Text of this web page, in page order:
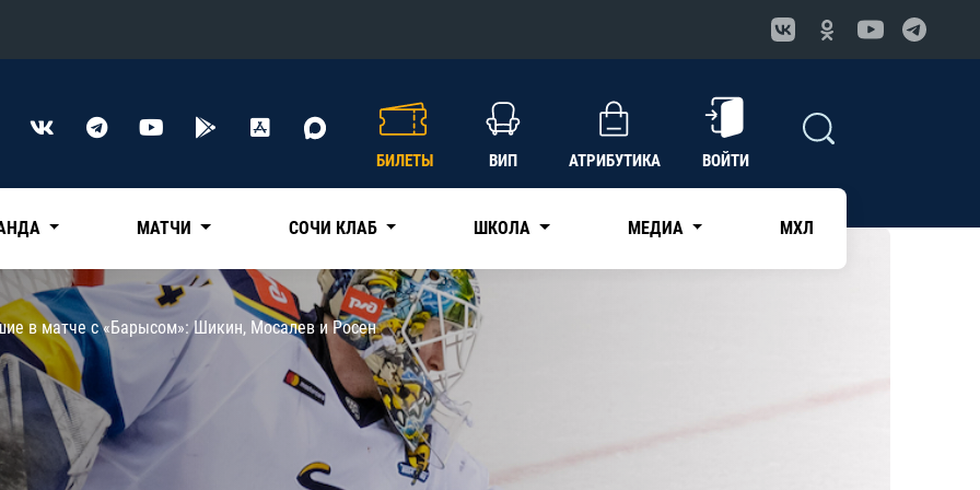
Конференция «Восток»
Нефтехимик
Трактор
Дивизион Чернышева
Авангард
Адмирал
КХЛ
БИЛЕТЫ ВИП АТРИБУТИКА ВОЙТИ
МАТЧИ СОЧИ КЛАБ ШКОЛА МЕДИА МХЛ
в матче с «Барысом»: Шикин, Мосалев и Росен